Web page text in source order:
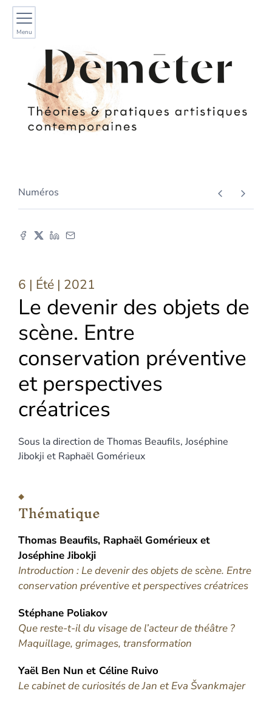
Menu
Numéros
6 | Été | 2021
Le devenir des objets de
scène. Entre
conservation préventive
et perspectives
créatrices
Sous la direction de Thomas Beaufils,Joséphine
Jibokji et Raphaël Gomérieux
Thématique
Thomas Beaufils, Raphaël Gomérieux et
Joséphine Jibokji
Introduction : Le devenir des objets de scène. Entre
conservation préventive et perspectives créatrices
Stéphane Poliakov
Que reste-t-il du visage de l’acteur de théâtre ?
Maquillage, grimages, transformation
Yaël Ben Nun et Céline Ruivo
Le cabinet de curiosités de Jan et Eva Švankmajer